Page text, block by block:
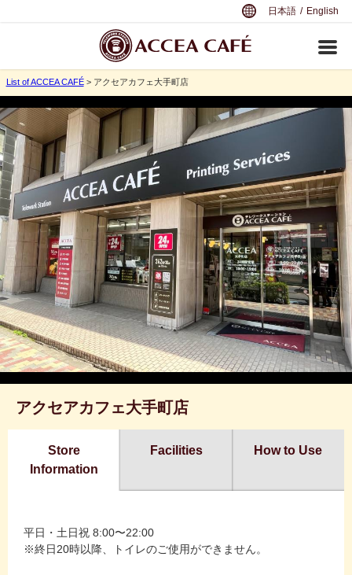
日本語 / English
List of ACCEA CAFÉ> アクセアカフェ大手町店
アクセアカフェ大手町店
Store
Information
Facilities How to Use
平日・土日祝 8:00〜22:00
※終日20時以降、トイレのご使用ができません。